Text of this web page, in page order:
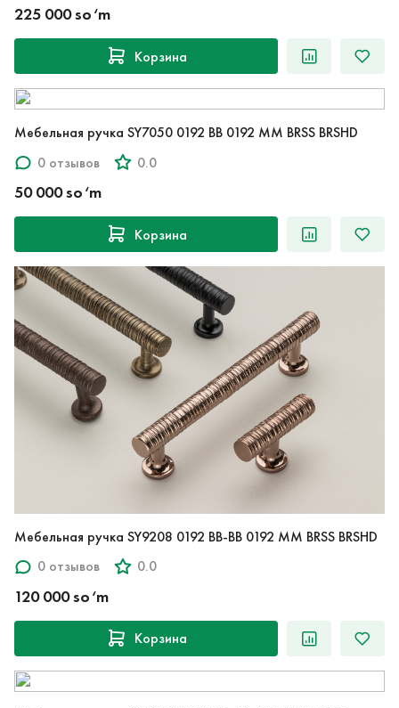
225 000 so‘m
Корзина
Мебельная ручка SY7050 0192 BB 0192 MM BRSS BRSHD
0 отзывов
0.0
50 000 so‘m
Корзина
Мебельная ручка SY9208 0192 BB-BB 0192 MM BRSS BRSHD
0 отзывов
0.0
120 000 so‘m
Корзина